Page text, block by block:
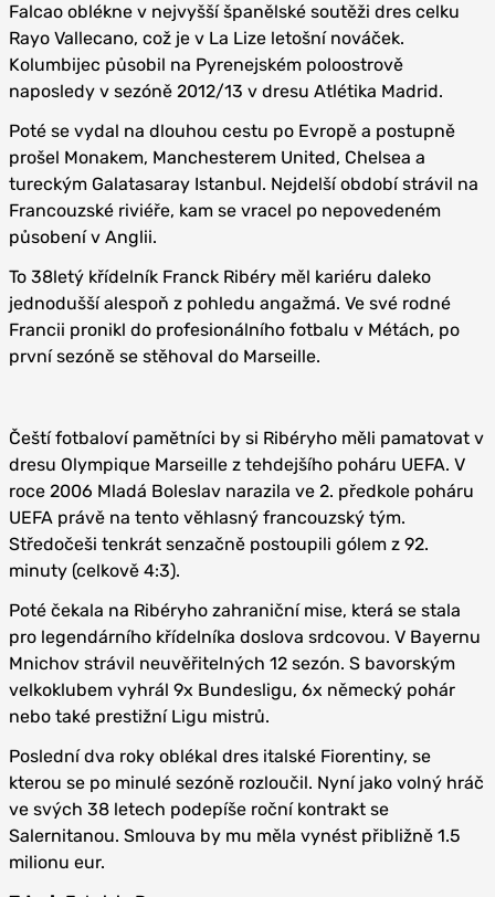
Falcao oblékne v nejvyšší španělské soutěži dres celku
Rayo Vallecano, což je v La Lize letošní nováček.
Kolumbijec působil na Pyrenejském poloostrově
naposledy v sezóně 2012/13 v dresu Atlétika Madrid.
Poté se vydal na dlouhou cestu po Evropě a postupně
prošel Monakem, Manchesterem United, Chelsea a
tureckým Galatasaray Istanbul. Nejdelší období strávil na
Francouzské riviéře, kam se vracel po nepovedeném
působení v Anglii.
To 38letý křídelník Franck Ribéry měl kariéru daleko
jednodušší alespoň z pohledu angažmá. Ve své rodné
Francii pronikl do profesionálního fotbalu v Métách, po
první sezóně se stěhoval do Marseille.
Čeští fotbaloví pamětníci by si Ribéryho měli pamatovat v
dresu Olympique Marseille z tehdejšího poháru UEFA. V
roce 2006 Mladá Boleslav narazila ve 2. předkole poháru
UEFA právě na tento věhlasný francouzský tým.
Středočeši tenkrát senzačně postoupili gólem z 92.
minuty (celkově 4:3).
Poté čekala na Ribéryho zahraniční mise, která se stala
pro legendárního křídelníka doslova srdcovou. V Bayernu
Mnichov strávil neuvěřitelných 12 sezón. S bavorským
velkoklubem vyhrál 9x Bundesligu, 6x německý pohár
nebo také prestižní Ligu mistrů.
Poslední dva roky oblékal dres italské Fiorentiny, se
kterou se po minulé sezóně rozloučil. Nyní jako volný hráč
ve svých 38 letech podepíše roční kontrakt se
Salernitanou. Smlouva by mu měla vynést přibližně 1.5
milionu eur.